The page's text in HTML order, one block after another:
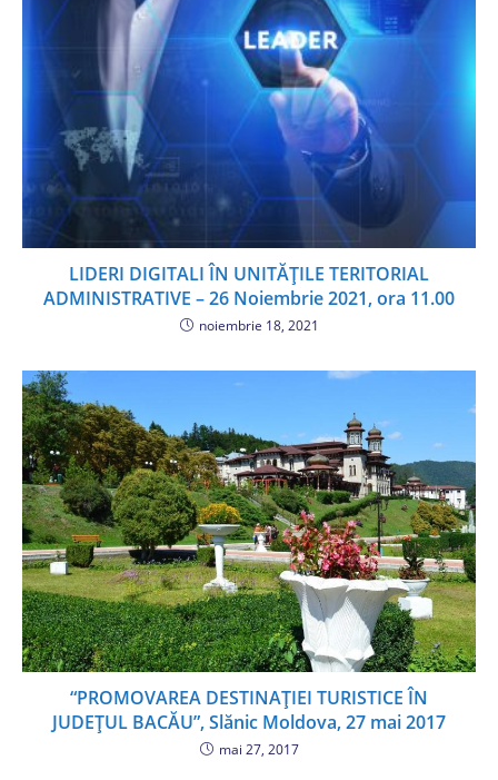
LIDERI DIGITALI ÎN UNITĂȚILE TERITORIAL
ADMINISTRATIVE – 26 Noiembrie 2021, ora 11.00
noiembrie 18, 2021
“PROMOVAREA DESTINAȚIEI TURISTICE ÎN
JUDEȚUL BACĂU”, Slănic Moldova, 27 mai 2017
mai 27, 2017